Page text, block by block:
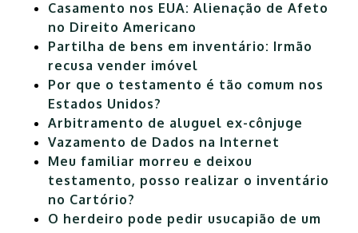
Casamento nos EUA: Alienação de Afeto
no Direito Americano
Partilha de bens em inventário: Irmão
recusa vender imóvel
Por que o testamento é tão comum nos
Estados Unidos?
Arbitramento de aluguel ex-cônjuge
Vazamento de Dados na Internet
Meu familiar morreu e deixou
testamento, posso realizar o inventário
no Cartório?
O herdeiro pode pedir usucapião de um